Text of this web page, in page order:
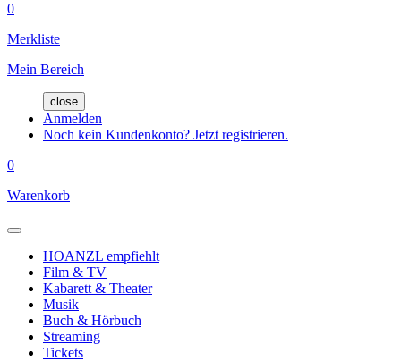
0
Merkliste
Mein Bereich
close
Anmelden
Noch kein Kundenkonto? Jetzt registrieren.
0
Warenkorb
HOANZL empfiehlt
Film & TV
Kabarett & Theater
Musik
Buch & Hörbuch
Streaming
Tickets